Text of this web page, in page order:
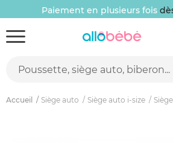
Paiement en plusieurs fois
Accueil Siège auto Siège auto i-size